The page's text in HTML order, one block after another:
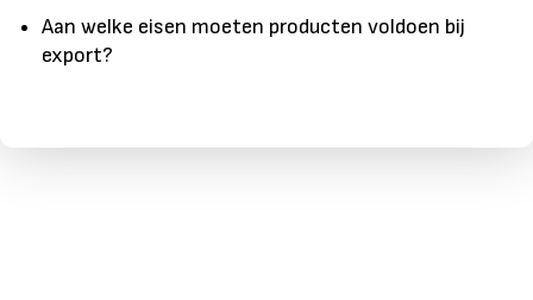
Aan welke eisen moeten producten voldoen bij
export?